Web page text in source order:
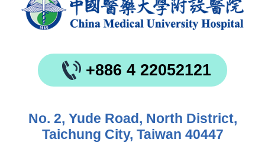
+886 4 22052121
No. 2, Yude Road, North District,
Taichung City, Taiwan 40447